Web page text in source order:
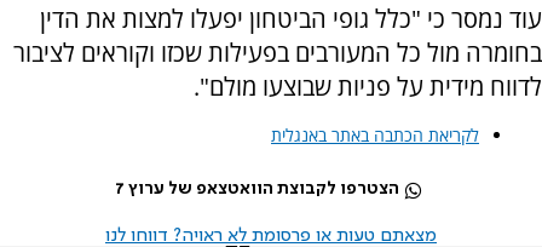
עוד נמסר כי "כלל גופי הביטחון יפעלו למצות את הדין
בחומרה מול כל המעורבים בפעילות שכזו וקוראים לציבור
לדווח מידית על פניות שבוצעו מולם".
לקריאת הכתבה באתר באנגלית
הצטרפו לקבוצת הוואטצאפ של ערוץ 7
מצאתם טעות או פרסומת לא ראויה? דווחו לנו